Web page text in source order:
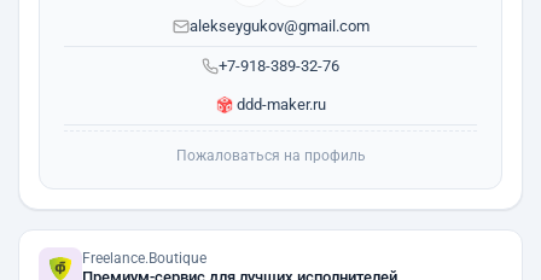
+7-918-389-32-76
alekseygukov@gmail.com
ddd-maker.ru
Пожаловаться на профиль
Freelance.Boutique